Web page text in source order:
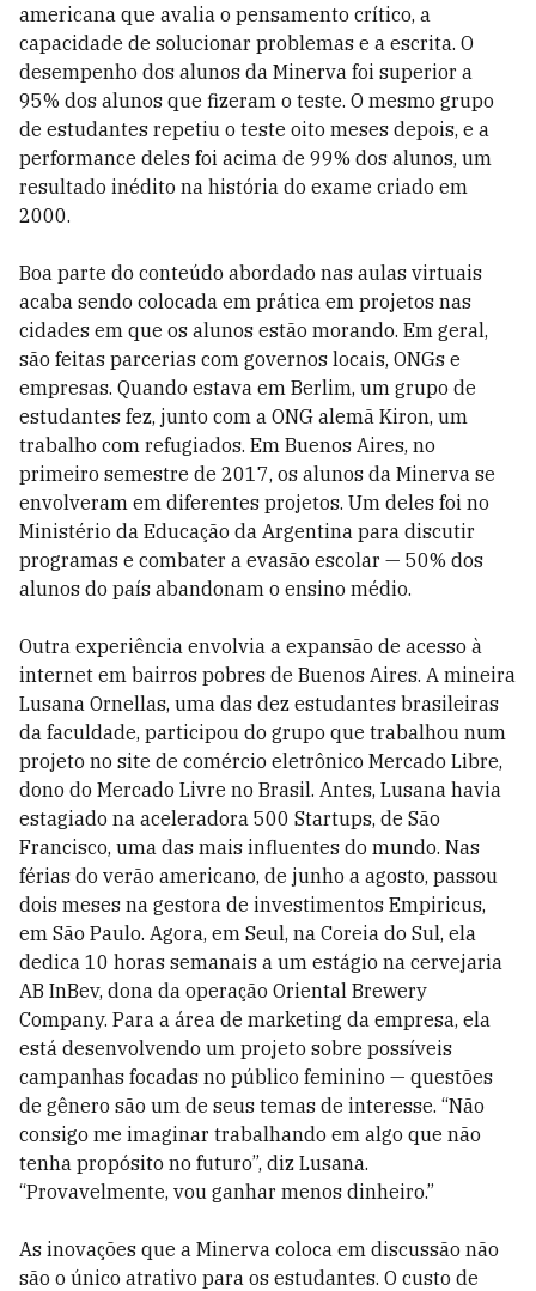
americana que avalia o pensamento crítico, a
capacidade de solucionar problemas e a escrita. O
desempenho dos alunos da Minerva foi superior a
95% dos alunos que fizeram o teste. O mesmo grupo
de estudantes repetiu o teste oito meses depois, e a
performance deles foi acima de 99% dos alunos, um
resultado inédito na história do exame criado em
2000.
Boa parte do conteúdo abordado nas aulas virtuais
acaba sendo colocada em prática em projetos nas
cidades em que os alunos estão morando. Em geral,
são feitas parcerias com governos locais, ONGs e
empresas. Quando estava em Berlim, um grupo de
estudantes fez, junto com a ONG alemã Kiron, um
trabalho com refugiados. Em Buenos Aires, no
primeiro semestre de 2017, os alunos da Minerva se
envolveram em diferentes projetos. Um deles foi no
Ministério da Educação da Argentina para discutir
programas e combater a evasão escolar — 50% dos
alunos do país abandonam o ensino médio.
Outra experiência envolvia a expansão de acesso à
internet em bairros pobres de Buenos Aires. A mineira
Lusana Ornellas, uma das dez estudantes brasileiras
da faculdade, participou do grupo que trabalhou num
projeto no site de comércio eletrônico Mercado Libre,
dono do Mercado Livre no Brasil. Antes, Lusana havia
estagiado na aceleradora 500 Startups, de São
Francisco, uma das mais influentes do mundo. Nas
férias do verão americano, de junho a agosto, passou
dois meses na gestora de investimentos Empiricus,
em São Paulo. Agora, em Seul, na Coreia do Sul, ela
dedica 10 horas semanais a um estágio na cervejaria
AB InBev, dona da operação Oriental Brewery
Company. Para a área de marketing da empresa, ela
está desenvolvendo um projeto sobre possíveis
campanhas focadas no público feminino — questões
de gênero são um de seus temas de interesse. “Não
consigo me imaginar trabalhando em algo que não
tenha propósito no futuro”, diz Lusana.
“Provavelmente, vou ganhar menos dinheiro.”
As inovações que a Minerva coloca em discussão não
são o único atrativo para os estudantes. O custo de